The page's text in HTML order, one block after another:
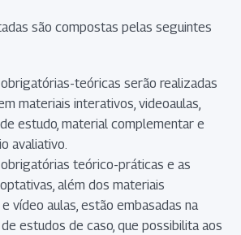
são compostas pelas seguintes
teóricas serão realizadas
materiais interativos, videoaulas,
estudo, material complementar e
avaliativo.
obrigatórias teórico-práticas e as
além dos materiais
vídeo aulas, estão embasadas na
estudos de caso, que possibilita aos